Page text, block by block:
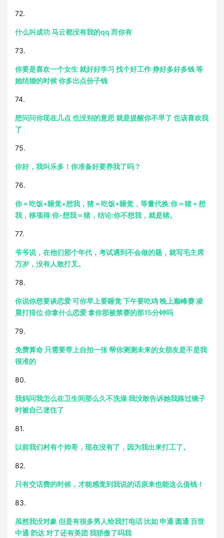
72.
什么叫成功 马云都没有我的qq 而你有
73.
你要是喜欢一个女生 就好好学习 找个好工作 挣好多好多钱 等
她结婚的时候 你多出点份子钱
74.
想问问你现在几点 也没别的意思 就是提醒你不早了 也该喜欢我
了
75.
你好，我叫乐多！你准备好要养我了吗？
76.
你＝吃饭+睡觉+想我，猪＝吃饭+睡觉，等量代换:你＝猪＋想
我，移项得:你-想我＝猪，结论:你不想我，就是猪。
77.
爷爷说，在他们那个年代，考试遇到不会做的题，就写毛主席
万岁，没有人敢打叉。
78.
你说你想要谈恋爱 可你早上要睡觉 下午要吃鸡 晚上巅峰赛 凌
晨打排位 你拿什么恋爱 拿你那被禁赛的那15分钟吗
79.
免费算命 只需要带上自拍一张 帮你测测未来的女朋友是不是我
很准的
80.
我妈问我怎么在卫生间那么久不洗澡 我没敢告诉她我路过镜子
时被自己迷住了
81.
以前我们村有个帅哥，现在没有了，因为我出来打工了。
82.
只有交话费的时候，才能感觉到我说的话原来也能这么值钱！
83.
虽然我没对象 但是有很多男人给我打电话 比如 申通 圆通 百世
中通 韵达 对了还有美团 我骄傲了吗我